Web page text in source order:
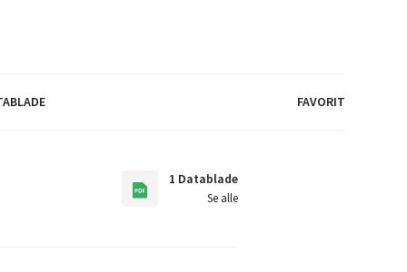
FAVORIT
1 Datablade
Se alle